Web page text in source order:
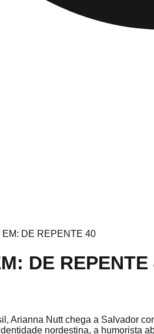
DE REPENTE 40
DE REPENTE
Arianna Nutt chega a Salvador
nordestina, a humorista